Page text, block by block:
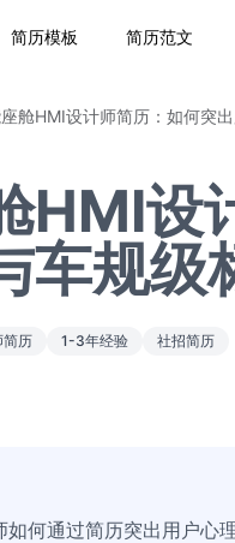
简历模板 简历范文
舱HMI设计师简历：如何突
HMI设
车规级
简历 1-3年经验 社招简历
何通过简历突出用户心